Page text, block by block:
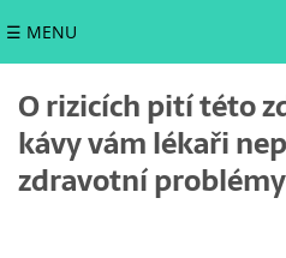
☰ MENU
O rizicích pití této
kávy vám lékaři
zdravotní problémy